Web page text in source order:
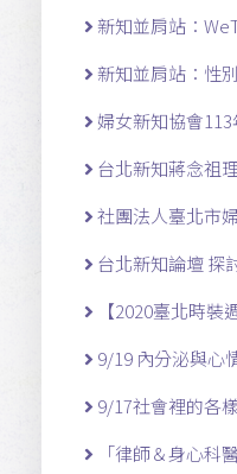
新知並肩站：
新知並肩站：性
婦女新知協會
台北新知蔣念祖
社團法人臺北市
台北新知論壇 探
【2020臺北時裝週
9/19 內分泌與心
9/17社會裡的各
「律師＆身心科